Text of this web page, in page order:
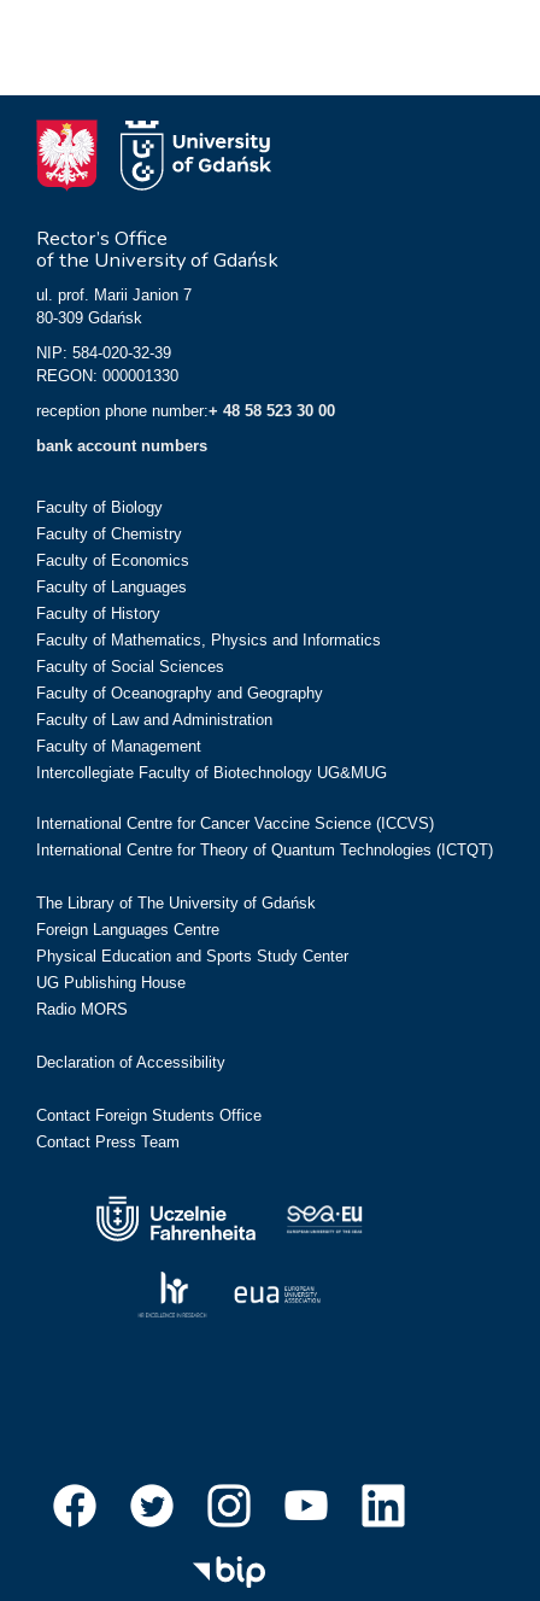
Rector’s Office
of the University of Gdańsk
ul. prof. Marii Janion 7
80-309 Gdańsk
NIP: 584-020-32-39
REGON: 000001330
reception phone number:+ 48 58 523 30 00
bank account numbers
Faculty of Biology
Faculty of Chemistry
Faculty of Economics
Faculty of Languages
Faculty of History
Faculty of Mathematics, Physics and Informatics
Faculty of Social Sciences
Faculty of Oceanography and Geography
Faculty of Law and Administration
Faculty of Management
Intercollegiate Faculty of Biotechnology UG&MUG
International Centre for Cancer Vaccine Science (ICCVS)
International Centre for Theory of Quantum Technologies (ICTQT)
The Library of The University of Gdańsk
Foreign Languages Centre
Physical Education and Sports Study Center
UG Publishing House
Radio MORS
Declaration of Accessibility
Contact Foreign Students Office
Contact Press Team